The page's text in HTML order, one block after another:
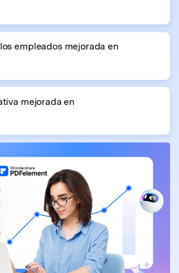
empleados mejorada en
mejorada en